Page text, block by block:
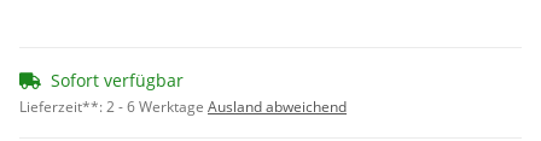
Sofort verfügbar
Lieferzeit**:2 - 6 Werktage Ausland abweichend